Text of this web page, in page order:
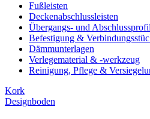
Fußleisten
Deckenabschlussleisten
Übergangs- und
Befestigung &
Dämmunterlagen
Verlegematerial & -werkzeug
Reinigung, Pflege &
Kork
Designboden